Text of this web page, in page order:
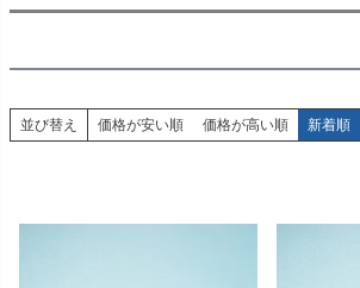
ンブラザーズ
ュロイシャツ
ビーチェホリック
スーパーベー君 クー
ライフライク
寝そべり
レーナ
〜
並び替え 価格が安い順 価格が高い順 新着順